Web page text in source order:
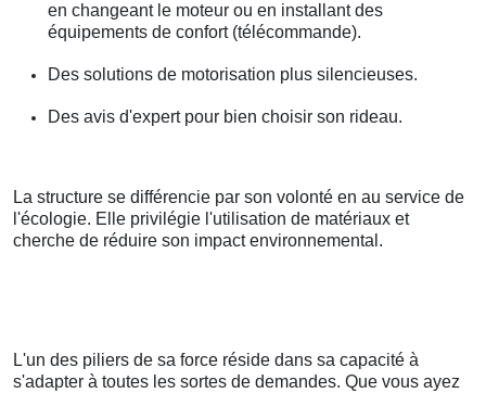
en changeant le moteur ou en installant des
équipements de confort (télécommande).
Des solutions de motorisation plus silencieuses.
Des avis d'expert pour bien choisir son rideau.
La structure se différencie par son volonté en au service de
l'écologie. Elle privilégie l'utilisation de matériaux et
cherche de réduire son impact environnemental.
L'un des piliers de sa force réside dans sa capacité à
s'adapter à toutes les sortes de demandes. Que vous ayez